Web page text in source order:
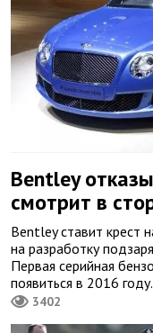
Bentley
смотрит в
Bentley ставит крест
на разработку
Первая серийная
появиться в 2016 году.
3402